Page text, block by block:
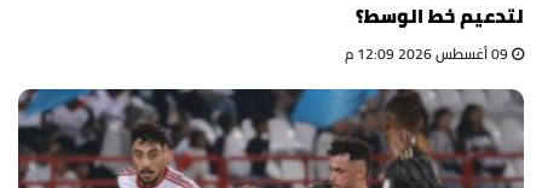
لتدعيم خط الوسط؟